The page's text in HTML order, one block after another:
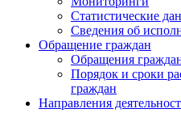
Статистические
Сведения об
Обращение граждан
Обращения
Порядок и сроки
граждан
Направления